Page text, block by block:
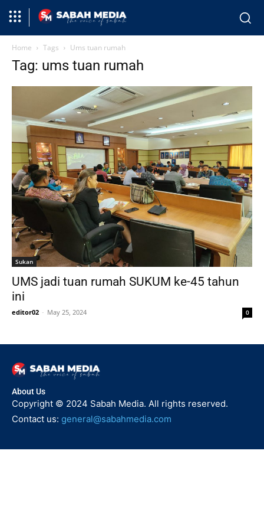
Home Tags Ums tuan rumah
Tag: ums tuan rumah
Sukan
UMS jadi tuan rumah SUKUM ke-45 tahun
ini
editor02 - May 25, 2024 0
About Us
Copyright © 2024 Sabah Media. All rights reserved.
Contact us: general@sabahmedia.com